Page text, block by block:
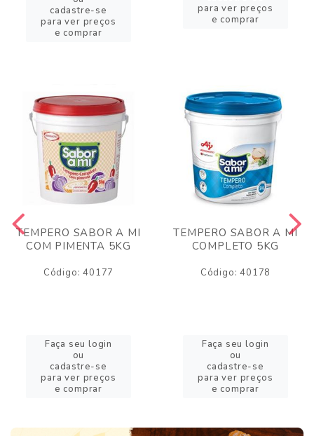
cadastre-se
para ver preços
e comprar
para ver preços
e comprar
TEMPERO SABOR A MI
COM PIMENTA 5KG
Código: 40177
Faça seu login
ou
cadastre-se
para ver preços
e comprar
TEMPERO SABOR A MI
COMPLETO 5KG
Código: 40178
Faça seu login
ou
cadastre-se
para ver preços
e comprar